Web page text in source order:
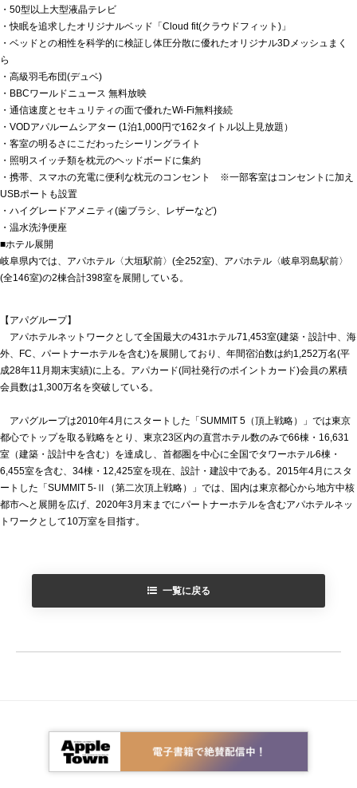
・50型以上大型液晶テレビ
・快眠を追求したオリジナルベッド「Cloud fit(クラウドフィット)」
・ベッドとの相性を科学的に検証し体圧分散に優れたオリジナル3Dメッシュまく
ら
・高級羽毛布団(デュベ)
・BBCワールドニュース 無料放映
・通信速度とセキュリティの面で優れたWi-Fi無料接続
・VODアパルームシアター (1泊1,000円で162タイトル以上見放題）
・客室の明るさにこだわったシーリングライト
・照明スイッチ類を枕元のヘッドボードに集約
・携帯、スマホの充電に便利な枕元のコンセント ※一部客室はコンセントに加え
USBポートも設置
・ハイグレードアメニティ(歯ブラシ、レザーなど)
・温水洗浄便座
■ホテル展開
岐阜県内では、アパホテル〈大垣駅前〉(全252室)、アパホテル〈岐阜羽島駅前〉
(全146室)の2棟合計398室を展開している。
【アパグループ】
アパホテルネットワークとして全国最大の431ホテル71,453室(建築・設計中、海
外、FC、パートナーホテルを含む)を展開しており、年間宿泊数は約1,252万名(平
成28年11月期末実績)に上る。アパカード(同社発行のポイントカード)会員の累積
会員数は1,300万名を突破している。
アパグループは2010年4月にスタートした「SUMMIT 5（頂上戦略）」では東京
都心でトップを取る戦略をとり、東京23区内の直営ホテル数のみで66棟・16,631
室（建築・設計中を含む）を達成し、首都圏を中心に全国でタワーホテル6棟・
6,455室を含む、34棟・12,425室を現在、設計・建設中である。2015年4月にスタ
ートした「SUMMIT 5-Ⅱ（第二次頂上戦略）」では、国内は東京都心から地方中核
都市へと展開を広げ、2020年3月末までにパートナーホテルを含むアパホテルネッ
トワークとして10万室を目指す。
一覧に戻る